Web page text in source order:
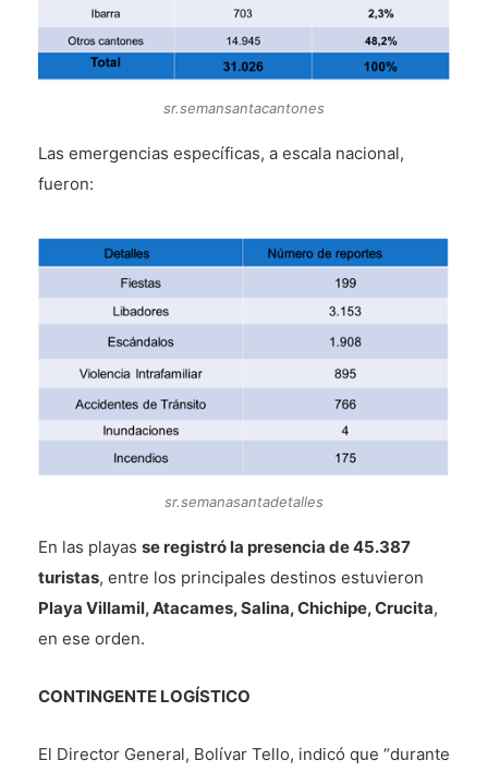
sr.semansantacantones
Las emergencias específicas, a escala nacional,
fueron:
sr.semanasantadetalles
En las playas se registró la presencia de 45.387
turistas, entre los principales destinos estuvieron
Playa Villamil, Atacames, Salina, Chichipe, Crucita,
en ese orden.
CONTINGENTE LOGÍSTICO
El Director General, Bolívar Tello, indicó que “durante